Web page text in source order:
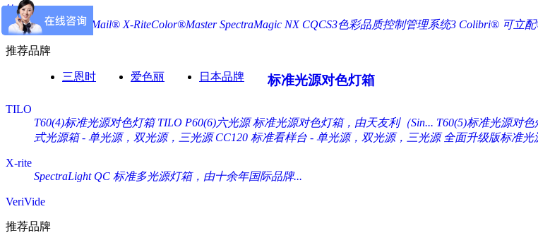
软件
X-Rite ColorMail® X-RiteColor®Master SpectraMagic NX CQCS3色彩品质控制管理系统3 Colibri® 可立
推荐品牌
三恩时 爱色丽 日本品牌 标准光源对色灯箱
TILO
T60(4)标准光源对色灯箱 TILO P60(6)六光源 标准光源对色灯箱，由天友利（Sin... T60(5)标准光源对色
式光源箱 - 单光源，双光源，三光源 CC120 标准看样台 - 单光源，双光源，三光源 全面升级版标准光
X-rite
SpectraLight QC 标准多光源灯箱，由十余年国际品牌...
VeriVide
推荐品牌